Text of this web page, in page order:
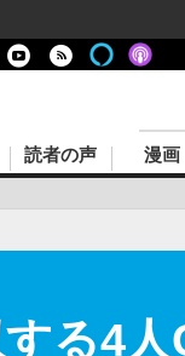
読者の声 漫画
る4